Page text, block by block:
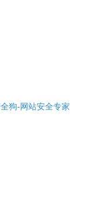
狗-网站安全专家